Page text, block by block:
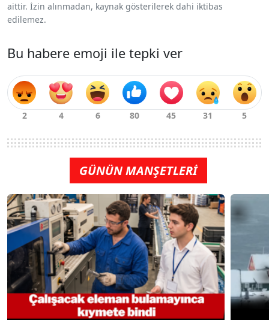
aittir. İzin alınmadan, kaynak gösterilerek dahi iktibas
edilemez.
Bu habere emoji ile tepki ver
GÜNÜN MANŞETLERİ